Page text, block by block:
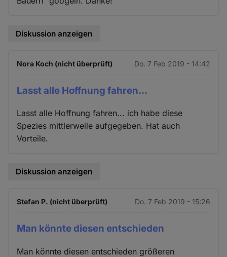
Diskussion anzeigen
Nora Koch (nicht überprüft) Do. 7 Feb 2019 - 14:42
Lasst alle Hoffnung fahren...
Lasst alle Hoffnung fahren... ich habe diese
Spezies mittlerweile aufgegeben. Hat auch
Vorteile.
Diskussion anzeigen
Stefan P. (nicht überprüft) Do. 7 Feb 2019 - 15:26
Man könnte diesen entschieden
Man könnte diesen entschieden größeren